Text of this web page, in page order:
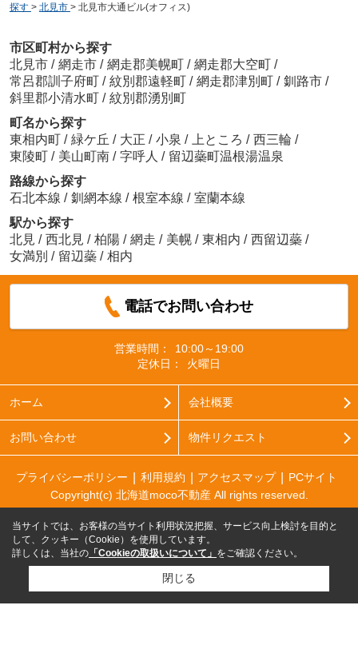
探す > 北見市 > 北見市大通ビル(オフィス)
市区町村から探す
北見市 / 網走市 / 網走郡美幌町 / 網走郡大空町 /
常呂郡訓子府町 / 紋別郡遠軽町 / 網走郡津別町 / 釧路市 /
斜里郡小清水町 / 紋別郡湧別町
町名から探す
東相内町 / 緑ケ丘 / 大正 / 小泉 / 上ところ / 西三輪 /
東陵町 / 美山町南 / 字呼人 / 留辺蘂町温根湯温泉
路線から探す
石北本線 / 釧網本線 / 根室本線 / 室蘭本線
駅から探す
北見 / 西北見 / 柏陽 / 網走 / 美幌 / 東相内 / 西留辺蘂 /
女満別 / 留辺蘂 / 相内
電話でお問い合わせ
営業時間：
10:00～19:00
定休日：
火曜日
ホーム 会社概要
お問い合わせ 物件リクエスト
プライバシーポリシー 利用規約 アクセスマップ
PCサイト
Copyright(c) 北海道moco不動産 All rights reserved.
当サイトでは、お客様の当サイト利用状況把握、サービス向上検討を目的と
して、クッキー（Cookie）を使用しています。
詳しくは、当社の 「Cookieの取扱いについて」 をご確認ください。
閉じる